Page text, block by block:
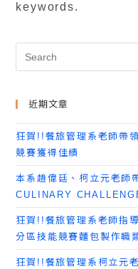
keywords.
近期文章
狂賀!!餐旅管理系老師帶
競賽獲得佳績
本系趙偉廷、柯立元老師
CULINARY
狂賀!!餐旅管理系老師指
分區技能競賽麵包製作職
狂賀!!餐旅管理系柯立元